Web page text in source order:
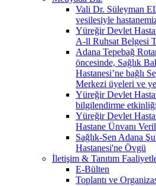
Vali Dr. Süleyman
vesilesiyle
Yüreğir Devlet
A-ll Ruhsat Belgesi
Adana Tepebağ
öncesinde, Sağlık
Hastanesi’ne bağlı
Merkezi üyeleri ve
Yüreğir Devlet
bilgilendirme
Yüreğir Devlet
Hastane Ünvanı
Sağlık-Sen Adana
Hastanesi'ne Övgü
İletişim & Tanıtım
E-Bülten
Toplantı ve